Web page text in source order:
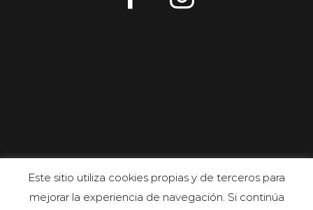
Este sitio utiliza cookies propias y de terceros para
mejorar la experiencia de navegación. Si continúa